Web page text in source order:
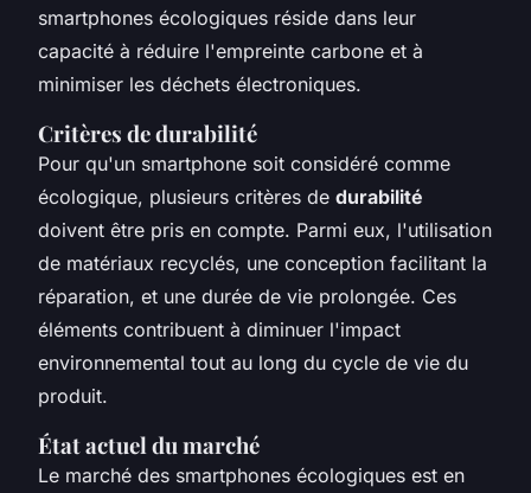
smartphones écologiques réside dans leur
capacité à réduire l'empreinte carbone et à
minimiser les déchets électroniques.
Critères de durabilité
Pour qu'un smartphone soit considéré comme
écologique, plusieurs critères de durabilité
doivent être pris en compte. Parmi eux, l'utilisation
de matériaux recyclés, une conception facilitant la
réparation, et une durée de vie prolongée. Ces
éléments contribuent à diminuer l'impact
environnemental tout au long du cycle de vie du
produit.
État actuel du marché
Le marché des smartphones écologiques est en